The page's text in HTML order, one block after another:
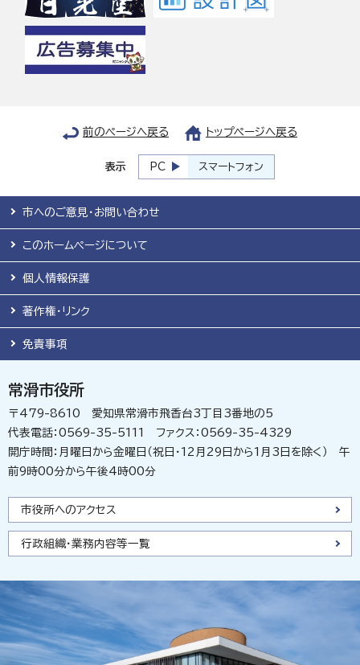
前のページへ戻る トップページへ戻る
表示 PC スマートフォン
市へのご意見・お問い合わせ
このホームページについて
個人情報保護
著作権・リンク
免責事項
常滑市役所
〒479-8610 愛知県常滑市飛香台3丁目3番地の5
代表電話：0569-35-5111 ファクス：0569-35-4329
開庁時間：月曜日から金曜日（祝日・12月29日から1月3日を除く） 午
前9時00分から午後4時00分
市役所へのアクセス
行政組織・業務内容等一覧